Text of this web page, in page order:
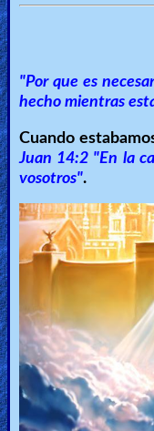
"Por que es
hecho mientras
Cuando
Juan 14:2 "En la
vosotros".